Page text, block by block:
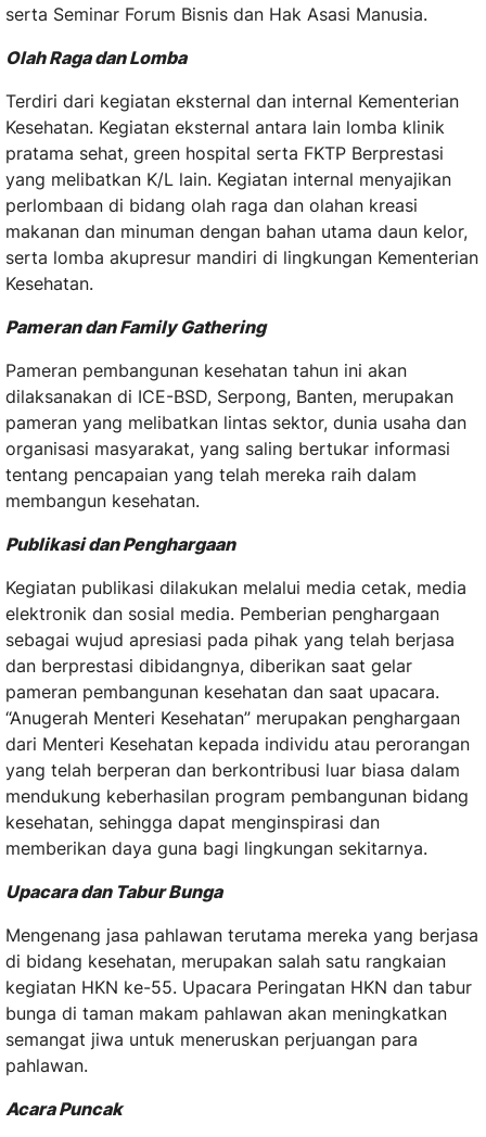
serta Seminar Forum Bisnis dan Hak Asasi Manusia.
Olah Raga dan Lomba
Terdiri dari kegiatan eksternal dan internal Kementerian
Kesehatan. Kegiatan eksternal antara lain lomba klinik
pratama sehat, green hospital serta FKTP Berprestasi
yang melibatkan K/L lain. Kegiatan internal menyajikan
perlombaan di bidang olah raga dan olahan kreasi
makanan dan minuman dengan bahan utama daun kelor,
serta lomba akupresur mandiri di lingkungan Kementerian
Kesehatan.
Pameran dan Family Gathering
Pameran pembangunan kesehatan tahun ini akan
dilaksanakan di ICE-BSD, Serpong, Banten, merupakan
pameran yang melibatkan lintas sektor, dunia usaha dan
organisasi masyarakat, yang saling bertukar informasi
tentang pencapaian yang telah mereka raih dalam
membangun kesehatan.
Publikasi dan Penghargaan
Kegiatan publikasi dilakukan melalui media cetak, media
elektronik dan sosial media. Pemberian penghargaan
sebagai wujud apresiasi pada pihak yang telah berjasa
dan berprestasi dibidangnya, diberikan saat gelar
pameran pembangunan kesehatan dan saat upacara.
“Anugerah Menteri Kesehatan” merupakan penghargaan
dari Menteri Kesehatan kepada individu atau perorangan
yang telah berperan dan berkontribusi luar biasa dalam
mendukung keberhasilan program pembangunan bidang
kesehatan, sehingga dapat menginspirasi dan
memberikan daya guna bagi lingkungan sekitarnya.
Upacara dan Tabur Bunga
Mengenang jasa pahlawan terutama mereka yang berjasa
di bidang kesehatan, merupakan salah satu rangkaian
kegiatan HKN ke-55. Upacara Peringatan HKN dan tabur
bunga di taman makam pahlawan akan meningkatkan
semangat jiwa untuk meneruskan perjuangan para
pahlawan.
Acara Puncak